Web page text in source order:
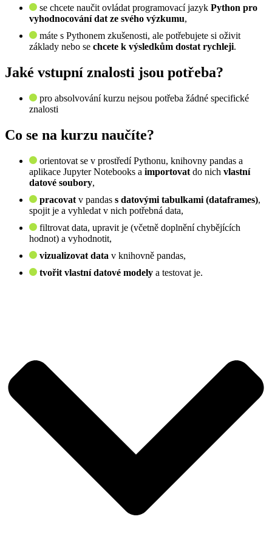
se chcete naučit ovládat programovací jazyk Python pro
vyhodnocování dat ze svého výzkumu,
máte s Pythonem zkušenosti, ale potřebujete si oživit
základy nebo se chcete k výsledkům dostat rychleji.
Jaké vstupní znalosti jsou potřeba?
pro absolvování kurzu nejsou potřeba žádné specifické
znalosti
Co se na kurzu naučíte?
orientovat se v prostředí Pythonu, knihovny pandas a
aplikace Jupyter Notebooks a importovat do nich vlastní
datové soubory,
pracovat v pandas s datovými tabulkami (dataframes),
spojit je a vyhledat v nich potřebná data,
filtrovat data, upravit je (včetně doplnění chybějících
hodnot) a vyhodnotit,
vizualizovat data v knihovně pandas,
tvořit vlastní datové modely a testovat je.